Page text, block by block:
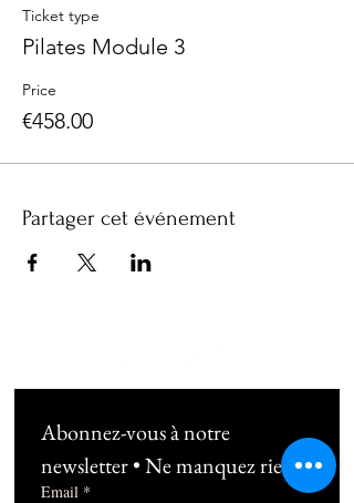
Ticket type
Pilates Module 3
Price
€458.00
Partager cet événement
Abonnez-vous à notre
newsletter • Ne manquez rien !
Email *